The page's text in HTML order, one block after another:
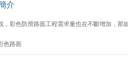
介
，彩色防滑路面工程需求量也在不斷增加，
色路面